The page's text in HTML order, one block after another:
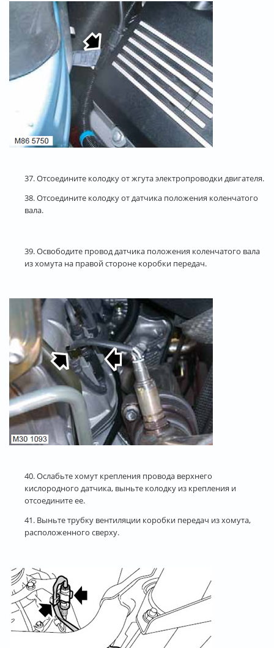
37. Отсоедините колодку от жгута электропроводки двигателя.
38. Отсоедините колодку от датчика положения коленчатого
вала.
39. Освободите провод датчика положения коленчатого вала
из хомута на правой стороне коробки передач.
40. Ослабьте хомут крепления провода верхнего
кислородного датчика, выньте колодку из крепления и
отсоедините ее.
41. Выньте трубку вентиляции коробки передач из хомута,
расположенного сверху.